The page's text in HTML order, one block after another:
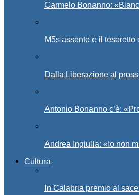
Carmelo Bonanno:
M5s assente e il tesoretto
Dalla Liberazione al
Antonio Bonanno c’è:
Andrea Ingiulla: «Io non
Cultura
In Calabria premio al